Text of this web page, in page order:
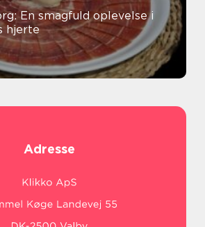
En smagfuld oplevelse i
hjerte
Adresse